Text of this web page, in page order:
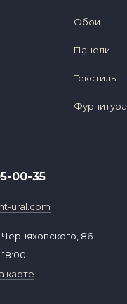
Обои
Панели
Текстиль
Фурнитура
00-35
ural.com
, Черняховского, 86
карте